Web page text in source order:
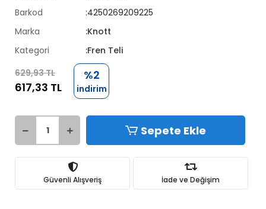
Barkod
:4250269209225
Marka
:Knott
Kategori
:Fren Teli
629,93 TL
617,33 TL
%2
indirim
Sepete Ekle
Güvenli Alışveriş İade ve Değişim